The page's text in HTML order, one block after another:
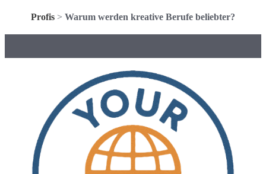
Profis > Warum werden kreative Berufe beliebter?